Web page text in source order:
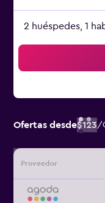
2 huéspedes, 1
Ofertas desde$123/
Proveedor